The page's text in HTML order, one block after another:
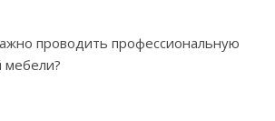
проводить профессиональную
мебели?